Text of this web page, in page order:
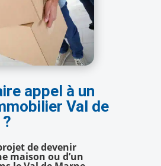
appel à un
Val de
de devenir
maison ou d’un